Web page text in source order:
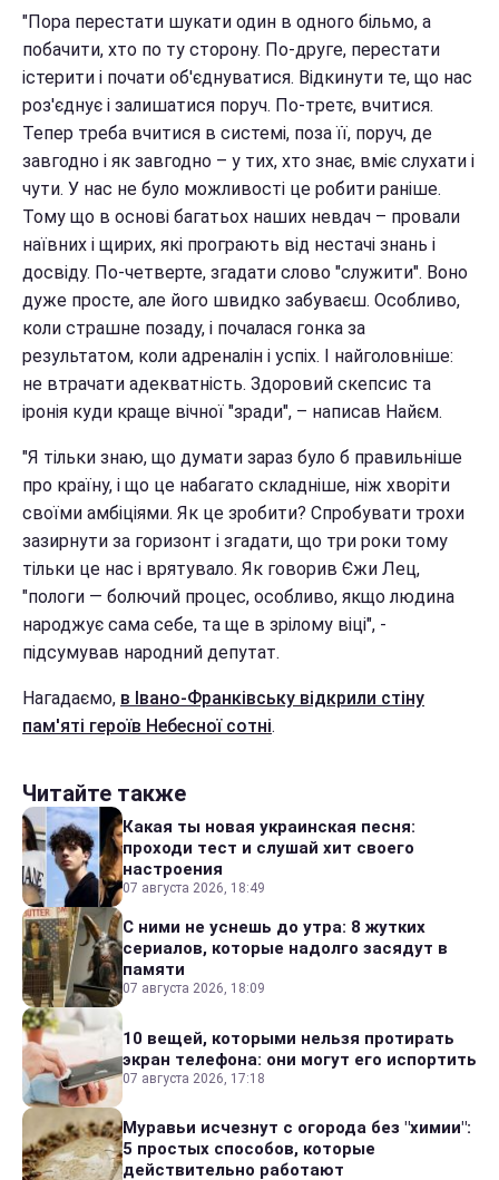
"Пора перестати шукати один в одного більмо, а
побачити, хто по ту сторону. По-друге, перестати
істерити і почати об'єднуватися. Відкинути те, що нас
роз'єднує і залишатися поруч. По-третє, вчитися.
Тепер треба вчитися в системі, поза її, поруч, де
завгодно і як завгодно – у тих, хто знає, вміє слухати і
чути. У нас не було можливості це робити раніше.
Тому що в основі багатьох наших невдач – провали
наївних і щирих, які програють від нестачі знань і
досвіду. По-четверте, згадати слово "служити". Воно
дуже просте, але його швидко забуваєш. Особливо,
коли страшне позаду, і почалася гонка за
результатом, коли адреналін і успіх. І найголовніше:
не втрачати адекватність. Здоровий скепсис та
іронія куди краще вічної "зради", – написав Найєм.
"Я тільки знаю, що думати зараз було б правильніше
про країну, і що це набагато складніше, ніж хворіти
своїми амбіціями. Як це зробити? Спробувати трохи
зазирнути за горизонт і згадати, що три роки тому
тільки це нас і врятувало. Як говорив Єжи Лец,
"пологи — болючий процес, особливо, якщо людина
народжує сама себе, та ще в зрілому віці", -
підсумував народний депутат.
Нагадаємо, в Івано-Франківську відкрили стіну
пам'яті героїв Небесної сотні.
Читайте также
Какая ты новая украинская песня:
проходи тест и слушай хит своего
настроения
07 августа 2026, 18:49
С ними не уснешь до утра: 8 жутких
сериалов, которые надолго засядут в
памяти
07 августа 2026, 18:09
10 вещей, которыми нельзя протирать
экран телефона: они могут его испортить
07 августа 2026, 17:18
Муравьи исчезнут с огорода без "химии":
5 простых способов, которые
действительно работают